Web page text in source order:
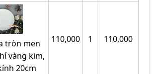
tròn men
vàng kim,
20cm
110,000 1 110,000